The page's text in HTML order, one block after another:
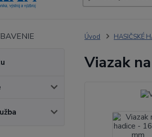
Úvod HASIČSKÉ
Viazak